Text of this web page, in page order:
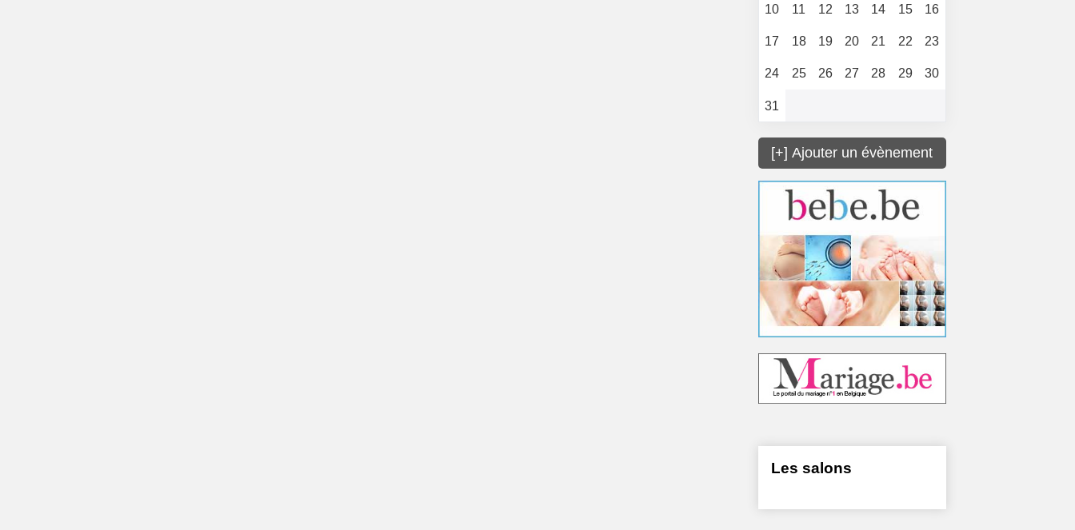
10
11 12 13 14 15
16
17
18 19 20 21 22
23
24
25 26 27 28 29
30
31
[+] Ajouter un évènement
Les salons